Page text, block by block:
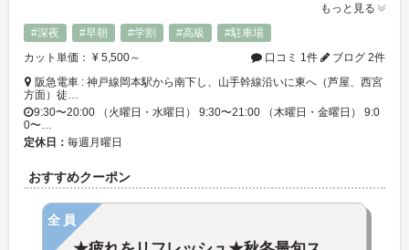
もっと見る
#深夜
#早朝 #学割 #高級
#駐車場
カット単価： ¥ 5,500～
口コミ 1件
ブログ 2件
阪急電車 : 神戸線岡本駅から南下し、山手幹線沿いに東へ（芦屋、西宮
方面）徒…
9:30〜20:00 （火曜日・水曜日） 9:30〜21:00 （木曜日・金曜日） 9:0
0〜…
定休日： 毎週月曜日
おすすめクーポン
全員